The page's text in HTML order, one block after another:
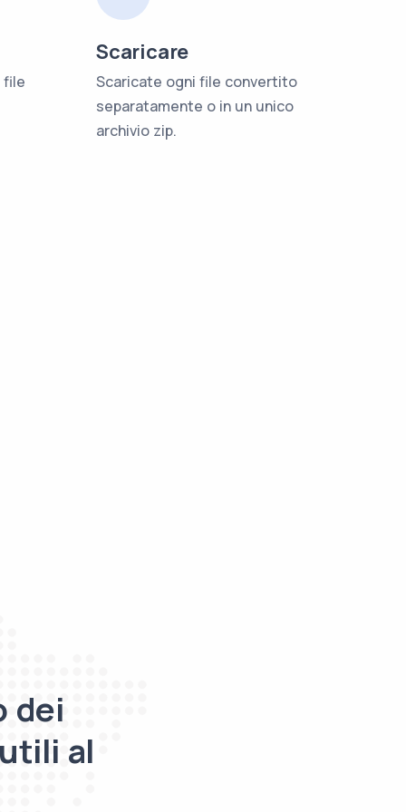
file
Scaricare
Scaricate ogni file convertito
separatamente o in un unico
archivio zip.
dei
al